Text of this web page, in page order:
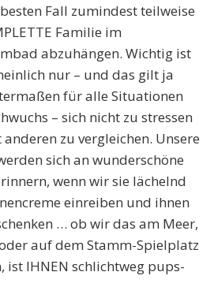
Fall zumindest teilweise
Familie im
abzuhängen. Wichtig ist
nur – und das gilt ja
für alle Situationen
– sich nicht zu stressen
zu vergleichen. Unsere
sich an wunderschöne
wenn wir sie lächelnd
einreiben und ihnen
… ob wir das am Meer,
auf dem Stamm-Spielplatz
ist IHNEN schlichtweg pups-